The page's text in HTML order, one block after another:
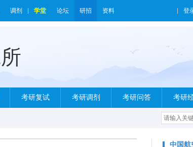
调剂 学堂 论坛 研招 资料 登
考研复试 考研调剂 考研问答 考研
中国航